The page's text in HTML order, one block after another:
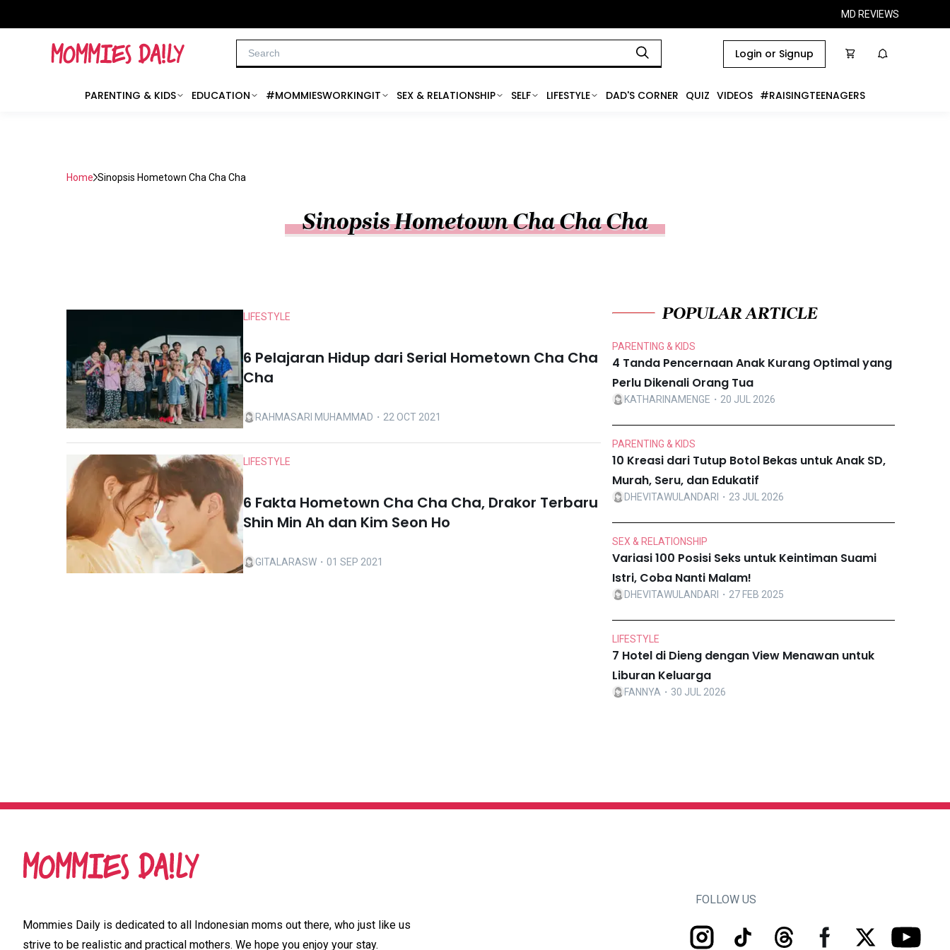
MD REVIEWS
Login or Signup
PARENTING & KIDS EDUCATION #MOMMIESWORKINGIT SEX & RELATIONSHIP SELF LIFESTYLE DAD'S CORNER QUIZ VIDEOS #RAISINGTEENAGERS
Home Sinopsis Hometown Cha Cha Cha
Sinopsis Hometown Cha Cha Cha
LIFESTYLE
6 Pelajaran Hidup dari Serial Hometown Cha Cha
Cha
RAHMASARI MUHAMMAD ・22 OCT 2021
LIFESTYLE
6 Fakta Hometown Cha Cha Cha, Drakor Terbaru
Shin Min Ah dan Kim Seon Ho
GITALARASW ・01 SEP 2021
POPULAR ARTICLE
PARENTING & KIDS
4 Tanda Pencernaan Anak Kurang Optimal yang
Perlu Dikenali Orang Tua
KATHARINAMENGE ・20 JUL 2026
PARENTING & KIDS
10 Kreasi dari Tutup Botol Bekas untuk Anak SD,
Murah, Seru, dan Edukatif
DHEVITAWULANDARI ・23 JUL 2026
SEX & RELATIONSHIP
Variasi 100 Posisi Seks untuk Keintiman Suami
Istri, Coba Nanti Malam!
DHEVITAWULANDARI ・27 FEB 2025
LIFESTYLE
7 Hotel di Dieng dengan View Menawan untuk
Liburan Keluarga
FANNYA ・30 JUL 2026
Mommies Daily is dedicated to all Indonesian moms out there, who just like us
strive to be realistic and practical mothers. We hope you enjoy your stay.
FOLLOW US